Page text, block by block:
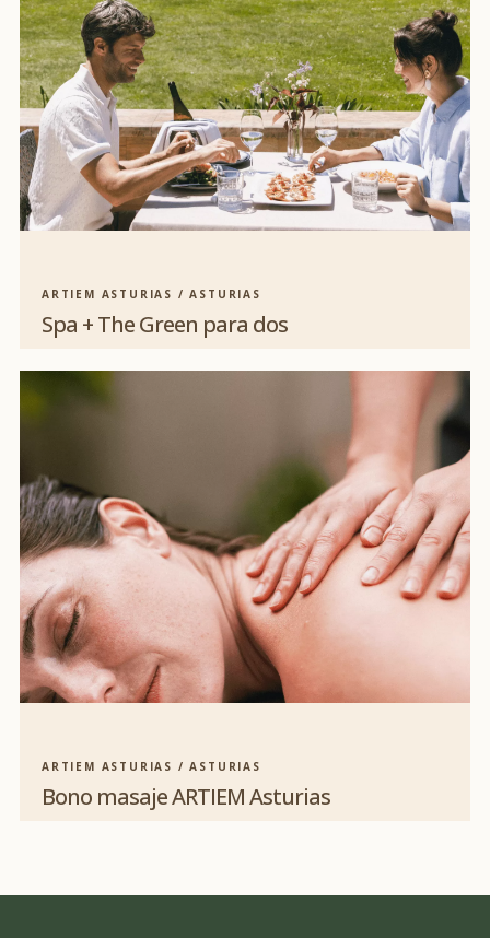
ARTIEM ASTURIAS / ASTURIAS
Spa + The Green para dos
ARTIEM ASTURIAS / ASTURIAS
Bono masaje ARTIEM Asturias